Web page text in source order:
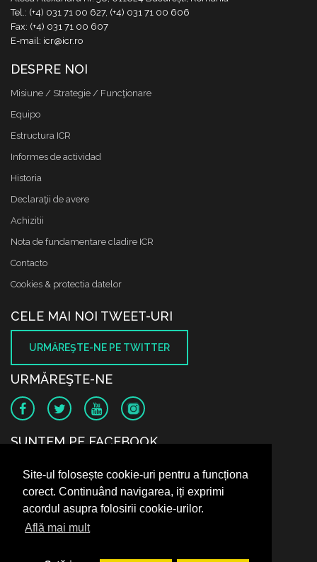
Site-ul folosește cookie-uri pentru a funcționa
corect. Continuând navigarea, iți exprimi
acordul asupra folosirii cookie-urilor.
Află mai mult
Tel.: (+4) 031 71 00 627, (+4) 031 71 00 606
Fax: (+4) 031 71 00 607
E-mail: icr@icr.ro
DESPRE NOI
Misiune / Strategie / Funcţionare
Equipo
Estructura ICR
Informes de actividad
Historia
Declaraţii de avere
Achizitii
Nota de fundamentare cladire ICR
Contacto
Cookies & protectia datelor
CELE MAI NOI TWEET-URI
URMĂREŞTE-NE PE TWITTER
URMĂREŞTE-NE
SUNTEM PE FACEBOOK